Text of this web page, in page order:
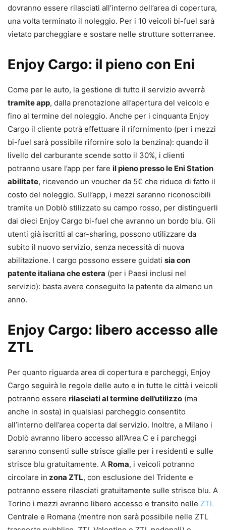
dovranno essere rilasciati all’interno dell’area di copertura,
una volta terminato il noleggio. Per i 10 veicoli bi-fuel sarà
vietato parcheggiare e sostare nelle strutture sotterranee.
Enjoy Cargo: il pieno con Eni
Come per le auto, la gestione di tutto il servizio avverrà
tramite app, dalla prenotazione all’apertura del veicolo e
fino al termine del noleggio. Anche per i cinquanta Enjoy
Cargo il cliente potrà effettuare il rifornimento (per i mezzi
bi-fuel sarà possibile rifornire solo la benzina): quando il
livello del carburante scende sotto il 30%, i clienti
potranno usare l’app per fare il pieno presso le Eni Station
abilitate, ricevendo un voucher da 5€ che riduce di fatto il
costo del noleggio. Sull’app, i mezzi saranno riconoscibili
tramite un Doblò stilizzato su campo rosso, per distinguerli
dai dieci Enjoy Cargo bi-fuel che avranno un bordo blu. Gli
utenti già iscritti al car-sharing, possono utilizzare da
subito il nuovo servizio, senza necessità di nuova
abilitazione. I cargo possono essere guidati sia con
patente italiana che estera (per i Paesi inclusi nel
servizio): basta avere conseguito la patente da almeno un
anno.
Enjoy Cargo: libero accesso alle
ZTL
Per quanto riguarda area di copertura e parcheggi, Enjoy
Cargo seguirà le regole delle auto e in tutte le città i veicoli
potranno essere rilasciati al termine dell’utilizzo (ma
anche in sosta) in qualsiasi parcheggio consentito
all’interno dell’area coperta dal servizio. Inoltre, a Milano i
Doblò avranno libero accesso all’Area C e i parcheggi
saranno consenti sulle strisce gialle per i residenti e sulle
strisce blu gratuitamente. A Roma, i veicoli potranno
circolare in zona ZTL, con esclusione del Tridente e
potranno essere rilasciati gratuitamente sulle strisce blu. A
Torino i mezzi avranno libero accesso e transito nelle ZTL
Centrale e Romana (mentre non sarà possibile nelle ZTL